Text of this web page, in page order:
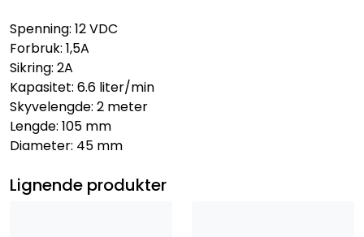
Spenning: 12 VDC
Forbruk: 1,5A
Sikring: 2A
Kapasitet: 6.6 liter/min
Skyvelengde: 2 meter
Lengde: 105 mm
Diameter: 45 mm
Lignende produkter